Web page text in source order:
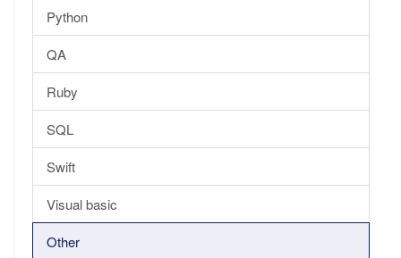
Python
QA
Ruby
SQL
Swift
Visual basic
Other